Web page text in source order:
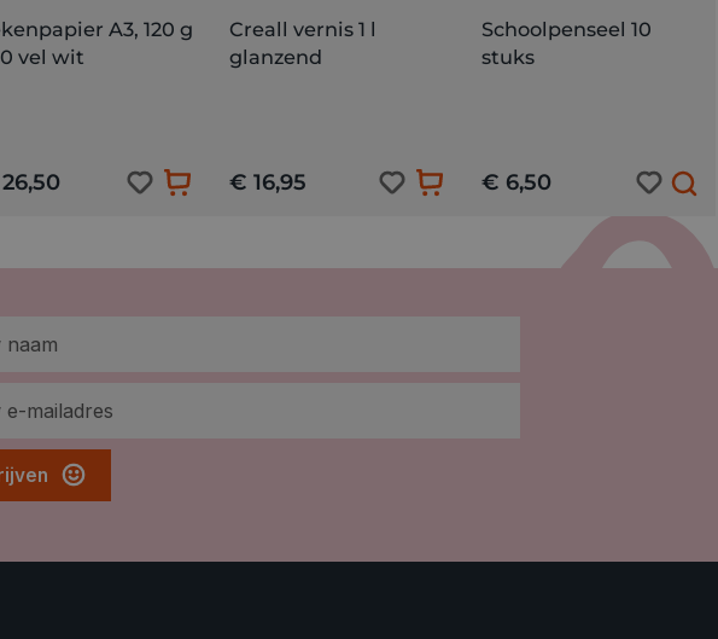
A3, 120 g
vel wit
Creall vernis 1 l
glanzend
€ 16,95
Schoolpenseel 10
stuks
€ 6,50